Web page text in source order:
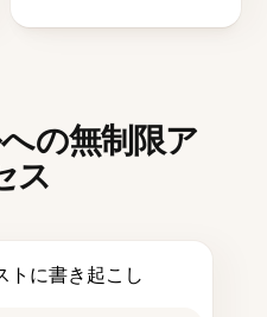
の無制限ア
ス
トに書き起こし